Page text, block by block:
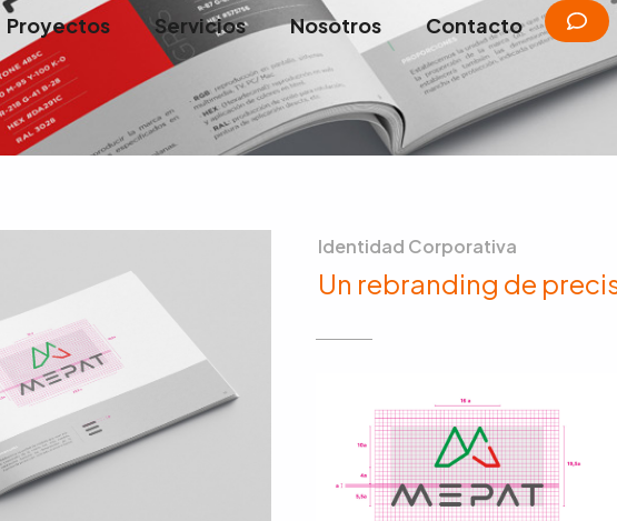
Proyectos Servicios Nosotros Contacto
Identidad Corporativa
Un rebranding de